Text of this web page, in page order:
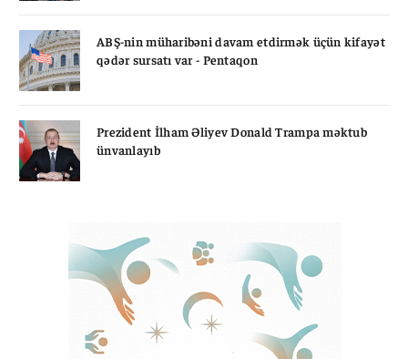
ABŞ-nin müharibəni davam etdirmək üçün kifayət
qədər sursatı var - Pentaqon
Prezident İlham Əliyev Donald Trampa məktub
ünvanlayıb